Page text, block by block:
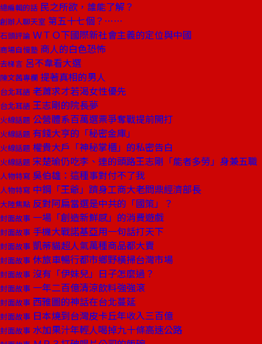
總編輯的話 民之所欲，誰能了解？
創辦人聊天室 第五十七個？……
石頭評論 ＷＴＯ下國際新社會主義的定位與中國
商場自慢塾 商人的白色恐怖
去梯言 呂不韋看大選
陳文茜專欄 提著真相的男人
台北耳語 老蕭求才若渴女性優先
台北耳語 王志剛的院長夢
火線話題 公營體系百萬選票爭奪戰提前開打
火線話題 有錢大亨的「秘密金庫」
火線話題 權貴大戶「神秘掌櫃」的私密告白
火線話題 宋楚瑜仍吃李、連的頭路王志剛「能者多勞」身兼五職
人物特寫 吳伯雄：這種事對付不了我
人物特寫 中鋼「王爺」躋身工商大老問鼎經濟部長
大陸焦點 反對阿扁當選是中共的「國策」？
封面故事 一場「創造新鮮感」的消費遊戲
封面故事 手機大戰諾基亞用一句話打天下
封面故事 凱蒂貓超人氣萬種商品都大賣
封面故事 休旅車暢行都市鄉野橫掃台灣市場
封面故事 沒有「伊妹兒」日子怎麼過？
封面故事 一年二百億清涼飲料強強滾
封面故事 西雅圖的神話在台北蔓延
封面故事 日本燒到台灣皮卡丘年收入三百億
封面故事 水加果汁年輕人喝掉九十條高速公路